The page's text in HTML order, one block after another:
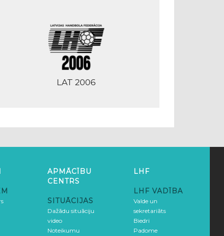
LAT 2006
APMĀCĪBU
CENTRS
SITUĀCIJAS
Dažādu situāciju
video
Noteikumu
LHF
LHF VADĪBA
Valde un
sekretariāts
Biedri
Padome